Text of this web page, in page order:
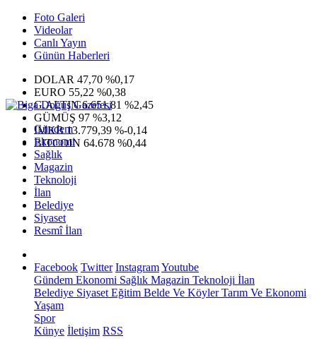
Foto Galeri
Videolar
Canlı Yayın
Günün Haberleri
DOLAR 47,70 %0,17
EURO 55,22 %0,38
G.ALTIN6.651,81 %2,45
GÜMÜŞ 97 %3,12
IMKB13.779,39 %-0,14
BITCOIN 64.678 %0,44
Gündem
Ekonomi
Sağlık
Magazin
Teknoloji
İlan
Belediye
Siyaset
Resmî İlan
Facebook Twitter InstagramYoutube
Gündem Ekonomi Sağlık Magazin Teknoloji İlan
Belediye Siyaset Eğitim Belde Ve KöylerTarım Ve Ekonomi
Yaşam
Spor
Künye İletişim RSS